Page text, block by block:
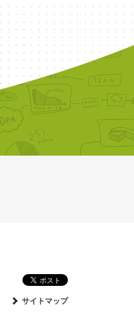
サイトマップ